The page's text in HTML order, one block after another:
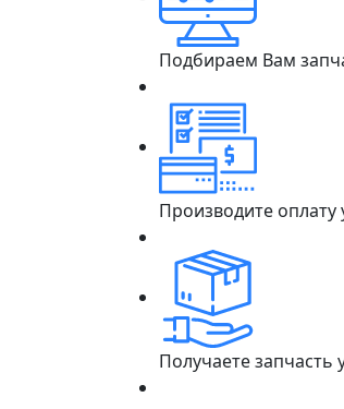
Подбираем Вам
Производите
Получаете